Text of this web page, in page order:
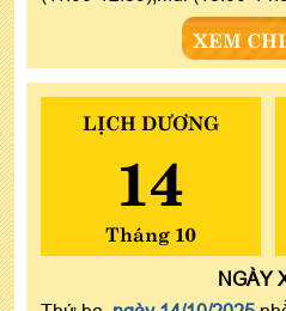
XEM
LỊCH DƯƠNG
14
Tháng 10
NGÀY